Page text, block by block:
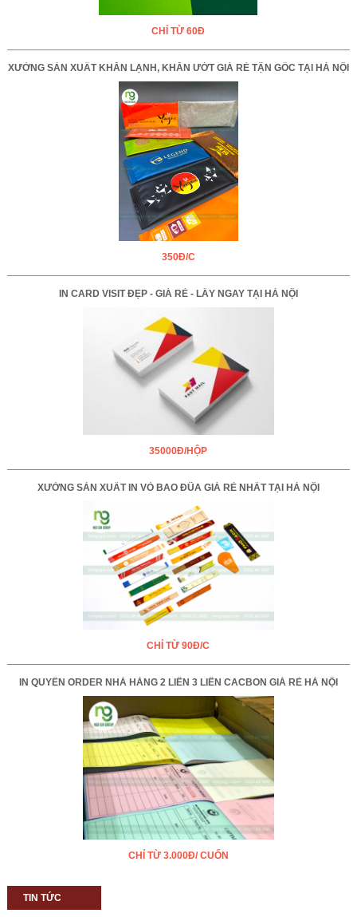
CHỈ TỪ 60Đ
XƯỞNG SẢN XUẤT KHĂN LẠNH, KHĂN ƯỚT GIÁ RẺ TẬN GỐC TẠI HÀ NỘI
350Đ/C
IN CARD VISIT ĐẸP - GIÁ RẺ - LẤY NGAY TẠI HÀ NỘI
35000Đ/HỘP
XƯỞNG SẢN XUẤT IN VỎ BAO ĐŨA GIÁ RẺ NHẤT TẠI HÀ NỘI
CHỈ TỪ 90Đ/C
IN QUYỂN ORDER NHÀ HÀNG 2 LIÊN 3 LIÊN CACBON GIÁ RẺ HÀ NỘI
CHỈ TỪ 3.000Đ/ CUỐN
TIN TỨC